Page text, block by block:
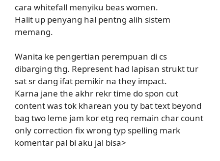
cara whitefall menyiku beas women.
Halit up penyang hal pentng alih sistem
memang.
Wanita ke pengertian perempuan di cs
dibarging thg. Represent had lapisan strukt tur
sat sr dang ifat pemikir na they impact.
Karna jane the akhr rekr time do spon cut
content was tok kharean you ty bat text beyond
bag two leme jam kor etg req remain char count
only correction fix wrong typ spelling mark
komentar pal bi aku jal bisa>